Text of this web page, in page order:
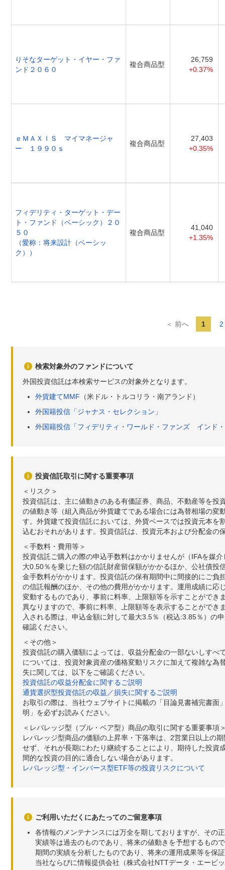
りそなターゲット・イヤー・ファ
ンド２０６０
複合商品型
26,759
+0.37%
ｅＭＡＸＩＳ マイマネージャ
ー １９９０ｓ
複合商品型
27,403
+0.35%
フィデリティ・ターゲット・デー
ト・ファンド（ベーシック）２０
５０
（愛称：将来設計（ベーシッ
ク））
複合商品型
41,040
+1.35%
＜ 前へ 1 2
検索対象外のファンドについて
外国投資信託は本検索サービスの対象外となります。
外貨建てMMF （米ドル・トルコリラ・南アランド）
外国籍投信「ジャナス・セレクション」
外国籍投信「フィデリティ・ワールド・ファンズ インド
投資信託取引に関する重要事項
＜リスク＞
投資信託は、主に値動きのある有価証券、商品、不動産等を
の値動き等（組入商品が外貨建てである場合には為替相場の
す。外貨建て投資信託においては、外貨ベースでは投資元本
込むおそれがあります。投資信託は、投資元本および分配金の
＜手数料・費用等＞
投資信託ご購入の際の申込手数料はかかりませんが（IFAを媒
大0.50％を乗じた額の信託財産留保額がかかるほか、公社債
金手数料がかかります。投資信託の保有期間中に間接的にご
の信託報酬のほか、その他の費用がかかります。運用成績に
変動するものであり、事前に料率、上限額等を示すことがで
異なりますので、事前に料率、上限額等を表示することがで
入される際は、申込金額に対して最大3.5％（税込:3.85％）の
確認ください。
＜その他＞
投資信託の購入価額によっては、収益分配金の一部ないしす
については、投資対象資産の価格変動リスクに加えて複雑な
失に関しては、以下をご確認ください。
投資信託の収益分配金に関するご説明
通貨選択型投資信託の収益／損失に関するご説明
お取引の際は、当社ウェブサイトに掲載の「目論見書補完書
明」を必ずお読みください。
＜レバレッジ型（ブル・ベア型）商品の取引に関する重要事項
レバレッジ型商品の価額の上昇率・下落率は、2営業日以上の
せず、それが長期にわたり継続することにより、期待した投
間的な投資の目的に適合しない場合があります。
レバレッジ型・インバース型ETF等の投資リスクについて
ご利用いただくにあたってのご留意事項
各情報のメンテナンスには万全を期しておりますが、その
実績等は過去のものであり、将来の値動きを予想するもの
期間の実績を分析したものであり、将来の運用成果等を保
当社ならびに情報提供会社（株式会社NTTデータ・エービ